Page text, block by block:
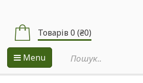
Товарів 0 (₴0)
Menu